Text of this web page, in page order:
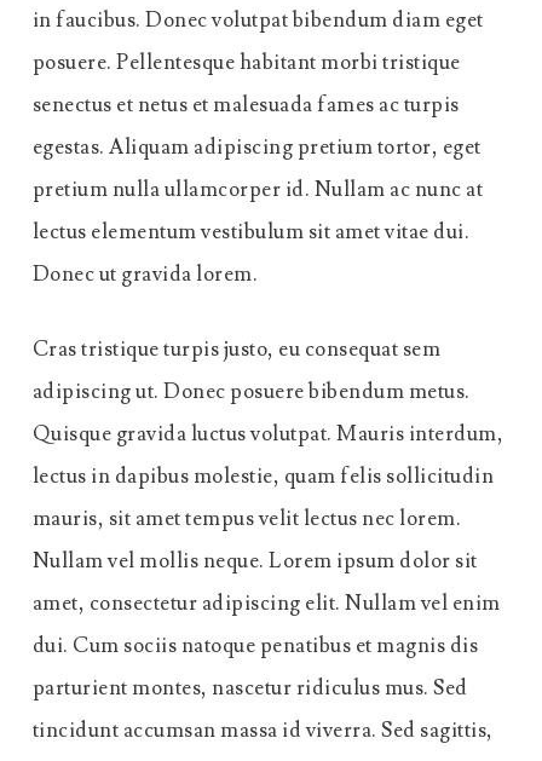
in faucibus. Donec volutpat bibendum diam eget
posuere. Pellentesque habitant morbi tristique
senectus et netus et malesuada fames ac turpis
egestas. Aliquam adipiscing pretium tortor, eget
pretium nulla ullamcorper id. Nullam ac nunc at
lectus elementum vestibulum sit amet vitae dui.
Donec ut gravida lorem.
Cras tristique turpis justo, eu consequat sem
adipiscing ut. Donec posuere bibendum metus.
Quisque gravida luctus volutpat. Mauris interdum,
lectus in dapibus molestie, quam felis sollicitudin
mauris, sit amet tempus velit lectus nec lorem.
Nullam vel mollis neque. Lorem ipsum dolor sit
amet, consectetur adipiscing elit. Nullam vel enim
dui. Cum sociis natoque penatibus et magnis dis
parturient montes, nascetur ridiculus mus. Sed
tincidunt accumsan massa id viverra. Sed sagittis,